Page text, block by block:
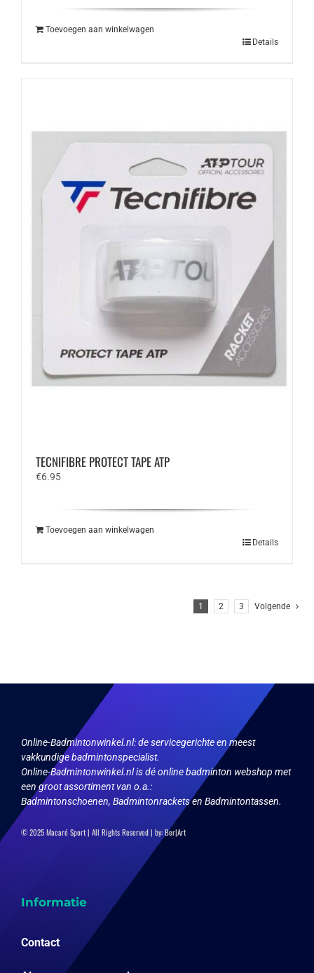
Toevoegen aan winkelwagen
Details
TECNIFIBRE PROTECT TAPE ATP
€6.95
Toevoegen aan winkelwagen
Details
1 2 3 Volgende
Online-Badmintonwinkel.nl:de servicegerichte en meest
vakkundige badmintonspecialist.
Online-Badmintonwinkel.nl is dé online badminton webshop met
een groot assortiment van o.a.:
Badmintonschoenen, Badmintonrackets en Badmintontassen.
© 2025 Macaré Sport | All Rights Reserved | by:Ber|Art
Informatie
Contact